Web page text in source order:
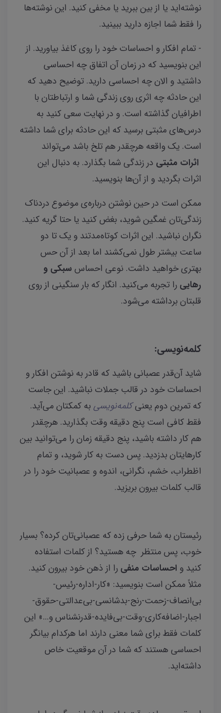
نوشته‌اید یا از بین ببرید یا مخفی کنید. این نوشته‌ها
را فقط شما اجازه دارید ببینید.
- تمام افکار و احساسات خود را روی کاغذ بیاورید. از
این بنویسید که در زمان آن اتفاق چه احساسی
داشتید و الان چه احساسی دارید. توضیح دهید که
این حادثه چه اثری روی زندگی شما و ارتباطتان با
اطرافیان گذاشته است. و در نهایت سعی کنید به
درس‌های مثبتی برسید که این حادثه برای شما داشته
است. یک واقعه هرچقدر هم تلخ باشد می‌تواند
اثرات مثبتی در زندگی شما بگذارد. به دنبال این
اثرات بگردید و از آن‌ها بنویسید.
ممکن است در حین نوشتن درباره‌ی موضوع دردناک
زندگی‌تان غمگین شوید، بغض کنید یا حتا گریه کنید.
نگران نباشید. این اثرات کوتاه‌مدتند و یک تا دو
ساعت بیشتر طول نمی‌کشند اما بعد از آن حس
بهتری خواهید داشت. نوعی احساس سبکی و
رهایی را تجربه می‌کنید. انگار که بار سنگینی از روی
قلبتان برداشته می‌شود.
کلمه‌نویسی:
شاید آن‌قدر عصبانی باشید که قادر به نوشتن افکار و
احساسات خود در قالب جملات نباشید. این جاست
که تمرین دوم یعنیکلمه‌نویسیبه کمکتان می‌آید.
فقط کافی است پنج دقیقه وقت بگذارید. هرچقدر
هم کار داشته باشید، پنج دقیقه زمان را می‌توانید بین
کارهایتان بدزدید. پس دست به کار شوید، و تمام
اظطراب، خشم، نگرانی، اندوه و عصبانیت خود را در
قالب کلمات بیرون بریزید.
رئیستان به شما حرفی زده که عصبانی‌تان کرده؟ بسیار
خوب، پس منتظر چه هستید؟ از کلمات استفاده
کنید و احساسات منفی را از ذهن خود بیرون کنید.
مثلاً ممکن است بنویسید: «کار-اداره-رئیس-
بی‌انصاف-زحمت-رنج-بدشانسی-بی‌عدالتی-حقوق-
اجبار-اضافه‌کاری-وقت-بی‌فایده-قدرنشناس و...» این
کلمات فقط برای شما معنی دارند اما هرکدام بیانگر
احساسی هستند که شما در آن موقعیت خاص
داشته‌اید.